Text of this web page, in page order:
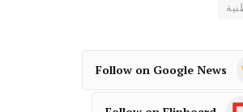
Follow on Google News